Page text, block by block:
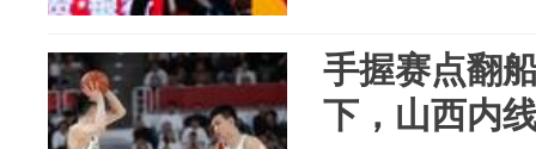
手握赛点翻
下，山西内